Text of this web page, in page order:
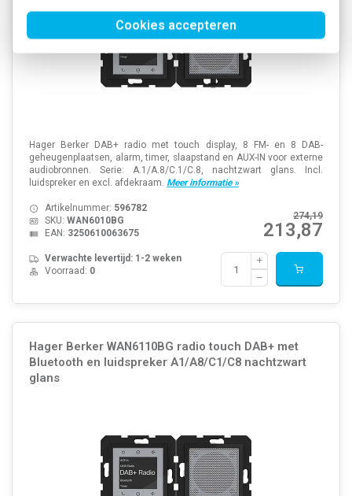
Cookies accepteren
Hager Berker DAB+ radio met touch display, 8 FM- en 8 DAB-
geheugenplaatsen, alarm, timer, slaapstand en AUX-IN voor externe
audiobronnen. Serie: A.1/A.8/C.1/C.8, nachtzwart glans. Incl.
luidspreker en excl. afdekraam. Meer informatie »
274,19
213,87
Artikelnummer: 596782
SKU: WAN6010BG
EAN: 3250610063675
Verwachte levertijd: 1-2 weken
Voorraad: 0
Hager Berker WAN6110BG radio touch DAB+ met
Bluetooth en luidspreker A1/A8/C1/C8 nachtzwart
glans